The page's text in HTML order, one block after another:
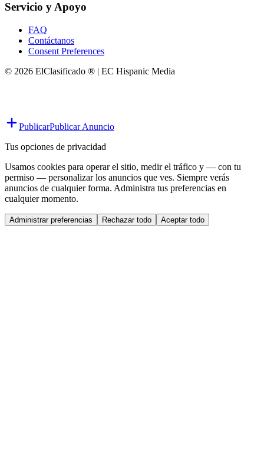
Servicio y Apoyo
FAQ
Contáctanos
Consent Preferences
© 2026 ElClasificado ® | EC Hispanic Media
PublicarPublicar Anuncio
Tus opciones de privacidad
Usamos cookies para operar el sitio, medir el tráfico y — con tu
permiso — personalizar los anuncios que ves. Siempre verás
anuncios de cualquier forma. Administra tus preferencias en
cualquier momento.
Administrar preferencias Rechazar todo Aceptar todo